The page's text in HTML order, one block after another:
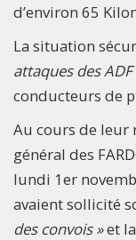
d’environ 65
La situation
attaques des ADF
conducteurs de
Au cours de leur
général des
lundi 1er
avaient sollicité
des convois »et